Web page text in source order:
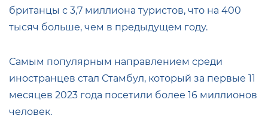
британцы с 3,7 миллиона туристов, что на 400
тысяч больше, чем в предыдущем году.
Самым популярным направлением среди
иностранцев стал Стамбул, который за первые 11
месяцев 2023 года посетили более 16 миллионов
человек.